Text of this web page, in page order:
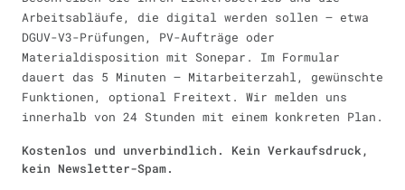
Arbeitsabläufe, die digital werden sollen — etwa
DGUV-V3-Prüfungen, PV-Aufträge oder
Materialdisposition mit Sonepar. Im Formular
dauert das 5 Minuten — Mitarbeiterzahl, gewünschte
Funktionen, optional Freitext. Wir melden uns
innerhalb von 24 Stunden mit einem konkreten Plan.
Kostenlos und unverbindlich. Kein Verkaufsdruck,
kein Newsletter-Spam.